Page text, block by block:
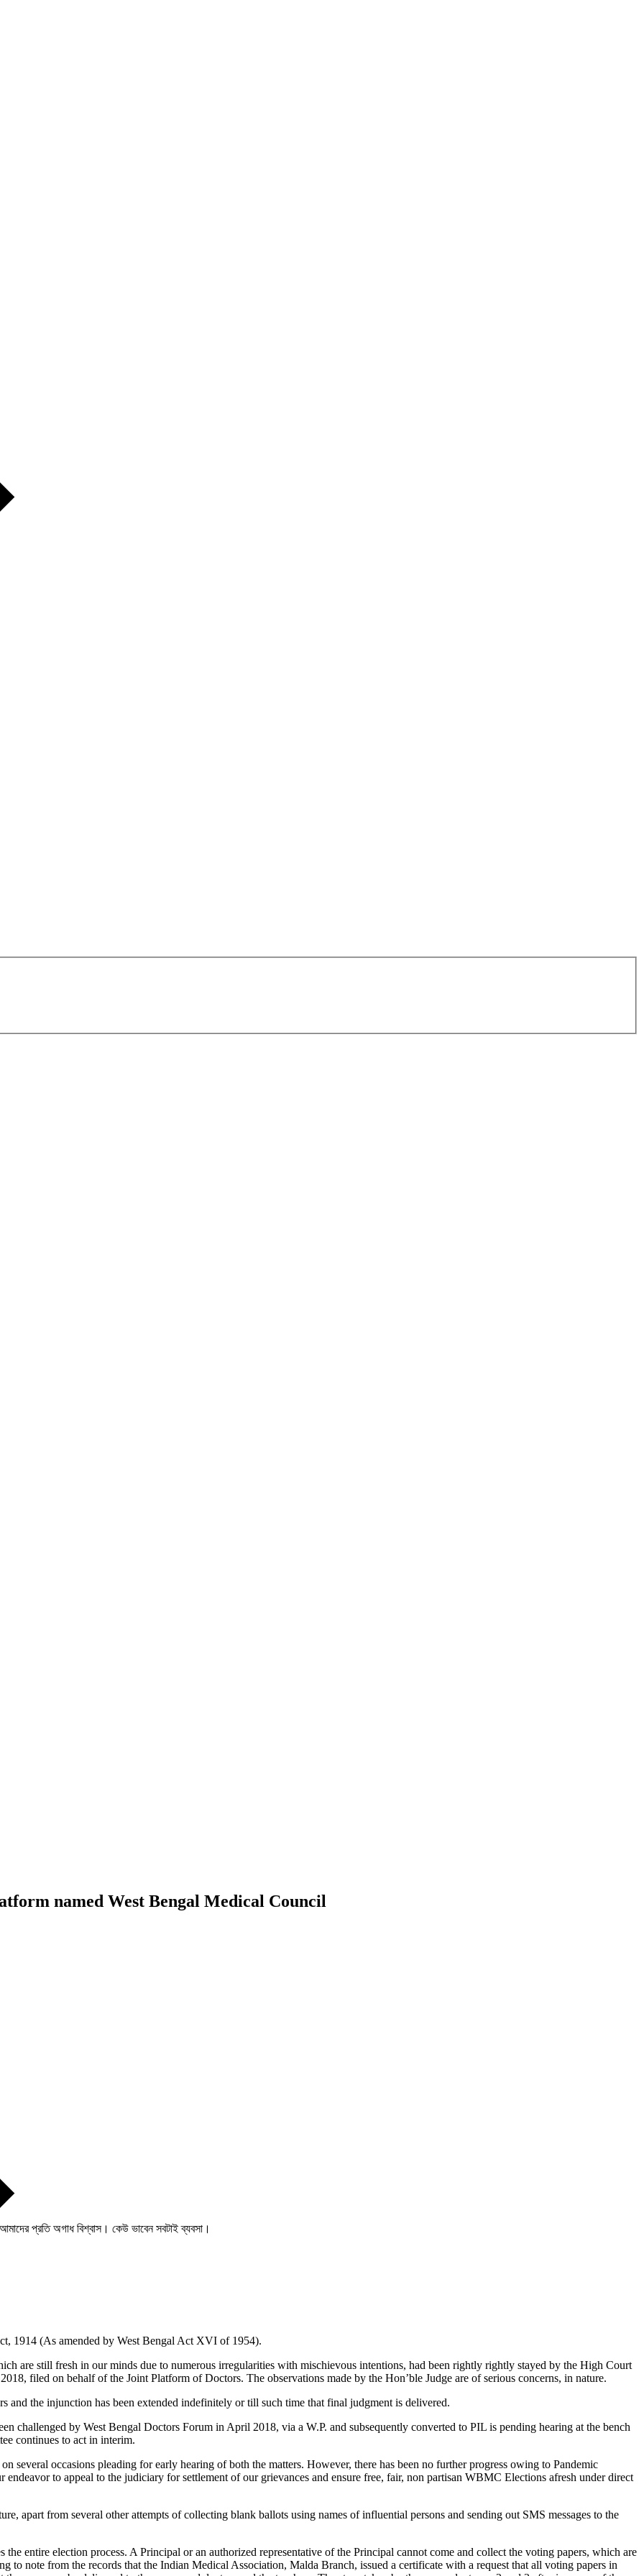
named West Bengal Medical Council
প্রতি অগাধ বিশ্বাস। কেউ ভাবেন সবটাই ব্যবসা।
1914 (As amended by West Bengal Act XVI of 1954).
are still fresh in our minds due to numerous irregularities with mischievous intentions, had been rightly rightly stayed by the High Court
filed on behalf of the Joint Platform of Doctors. The observations made by the Hon’ble Judge are of serious concerns, in nature.
and the injunction has been extended indefinitely or till such time that final judgment is delivered.
challenged by West Bengal Doctors Forum in April 2018, via a W.P. and subsequently converted to PIL is pending hearing at the bench
continues to act in interim.
several occasions pleading for early hearing of both the matters. However, there has been no further progress owing to Pandemic
to appeal to the judiciary for settlement of our grievances and ensure free, fair, non partisan WBMC Elections afresh under direct
apart from several other attempts of collecting blank ballots using names of influential persons and sending out SMS messages to the
the entire election process. A Principal or an authorized representative of the Principal cannot come and collect the voting papers, which are
to note from the records that the Indian Medical Association, Malda Branch, issued a certificate with a request that all voting papers in